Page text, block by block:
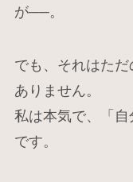
が──。
でも、それはただ
ありません。
私は本気で、「
です。